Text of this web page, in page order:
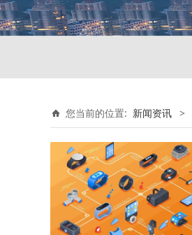
您当前的位置: 新闻资讯 >